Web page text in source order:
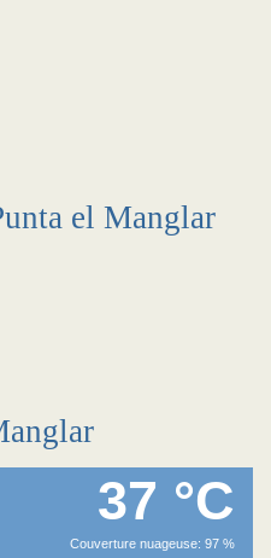
el Manglar
37 °C
Couverture nuageuse: 97 %